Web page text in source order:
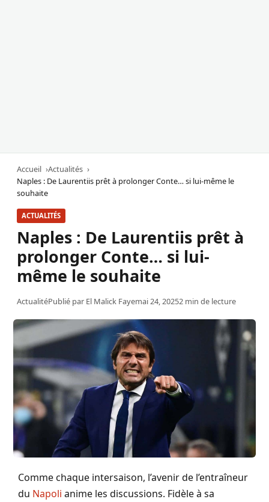
Accueil
Actualités
Naples : De Laurentiis prêt à prolonger Conte… si lui-même le
souhaite
ACTUALITÉS
Naples : De Laurentiis prêt à
prolonger Conte… si lui-
même le souhaite
ActualitéPublié par El Malick Fayemai 24, 20252 min de lecture
Comme chaque intersaison, l’avenir de l’entraîneur
du Napoli anime les discussions. Fidèle à sa